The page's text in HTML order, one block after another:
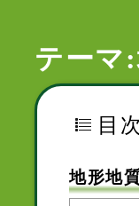
テーマ
目次
地形地